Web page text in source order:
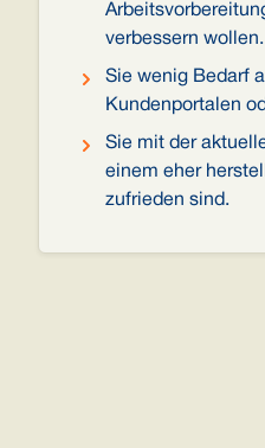
verbessern wollen.
Sie wenig Bedarf
Kundenportalen
Sie mit der
einem eher
zufrieden sind.